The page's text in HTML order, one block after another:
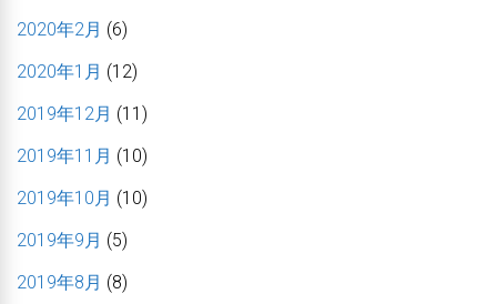
2020年2月 (6)
2020年1月 (12)
2019年12月 (11)
2019年11月 (10)
2019年10月 (10)
2019年9月 (5)
2019年8月 (8)